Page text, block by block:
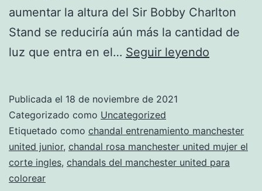
aumentar la altura del Sir Bobby Charlton
Stand se reduciría aún más la cantidad de
luz que entra en el… Seguir leyendo
de
chicas
Publicada el 18 de noviembre de 2021
Categorizado como Uncategorized
Etiquetado como chandal entrenamiento manchester
united junior, chandal rosa manchester united mujer el
corte ingles, chandals del manchester united para
colorear